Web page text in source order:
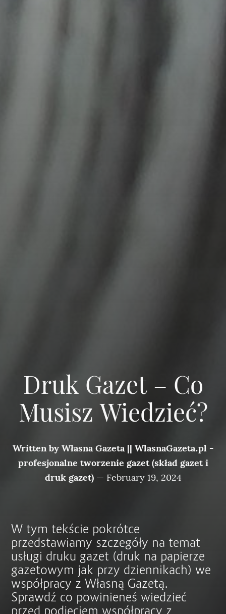
Druk Gazet – Co
Musisz Wiedzieć?
Written byWłasna Gazeta || WlasnaGazeta.pl -
profesjonalne tworzenie gazet (skład gazet i
druk gazet) — February 19, 2024
W tym tekście pokrótce
przedstawiamy szczegóły na temat
usługi druku gazet (druk na papierze
gazetowym jak przy dziennikach) we
współpracy z Własną Gazetą.
Sprawdź co powinieneś wiedzieć